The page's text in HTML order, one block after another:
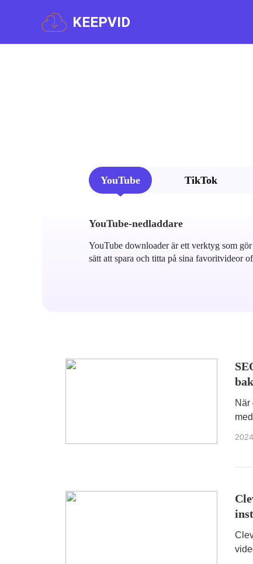
KEEPVID
YouTube TikTok
YouTube-nedladdare
YouTube downloader är ett verktyg som
sätt att spara och titta på sina favoritvideor
När